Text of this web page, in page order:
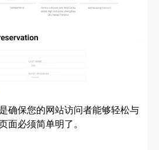
确保您的网站访问者能够轻松与
面必须简单明了。